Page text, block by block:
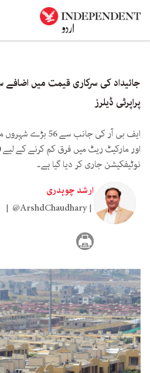
جائیداد کی سرکاری قیمت میں
پراپرٹی ڈیلرز
ایف بی آر کی جانب
نوٹیفکیشن جاری کر دیا گیا ہے۔
ارشد چوہدری
@ArshdChaudhary